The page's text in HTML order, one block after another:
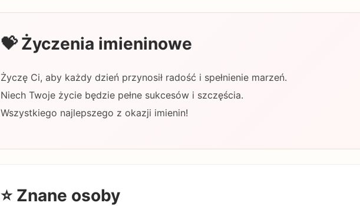
💝 Życzenia imieninowe
Życzę Ci, aby każdy dzień przynosił radość i spełnienie marzeń.
Niech Twoje życie będzie pełne sukcesów i szczęścia.
Wszystkiego najlepszego z okazji imienin!
⭐ Znane osoby